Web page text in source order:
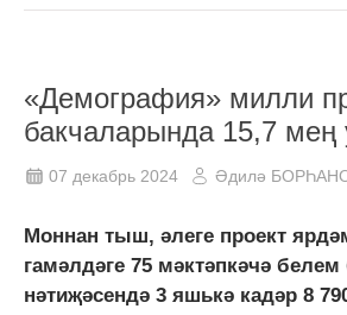
«Демография» милли
бакчаларында 15,7
07 декабрь 2024 Әдилә
Моннан тыш, әлеге проект
гамәлдәге 75 мәктәпкәчә
нәтиҗәсендә 3 яшькә кадәр 8